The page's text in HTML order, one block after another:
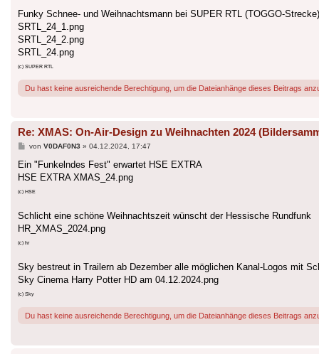
Funky Schnee- und Weihnachtsmann bei SUPER RTL (TOGGO-Strecke)
SRTL_24_1.png
SRTL_24_2.png
SRTL_24.png
(c) SUPER RTL
Du hast keine ausreichende Berechtigung, um die Dateianhänge dieses Beitrags
Re: XMAS: On-Air-Design zu Weihnachten 2024
Beitrag
von V0DAF0N3 » 04.12.2024, 17:47
Ein "Funkelndes Fest" erwartet HSE EXTRA
HSE EXTRA XMAS_24.png
(c) HSE
Schlicht eine schöne Weihnachtszeit wünscht der Hessische Rundfunk
HR_XMAS_2024.png
(c) hr
Sky bestreut in Trailern ab Dezember alle möglichen Kanal-Logos mit
Sky Cinema Harry Potter HD am 04.12.2024.png
(c) Sky
Du hast keine ausreichende Berechtigung, um die Dateianhänge dieses Beitrags